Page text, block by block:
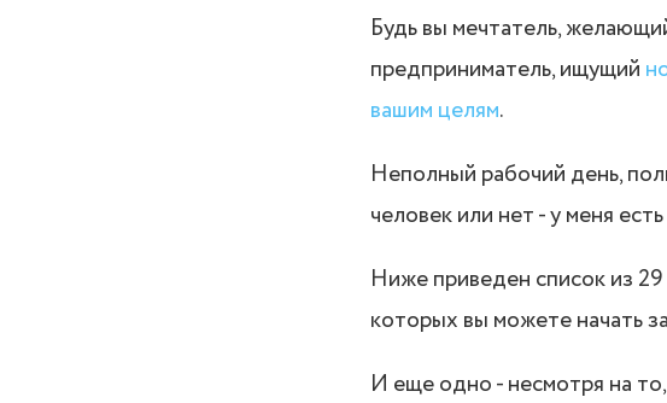
Будь вы мечтатель,
предприниматель, ищущий
вашим целям.
Неполный рабочий день,
человек или нет - у меня
Ниже приведен список из
которых вы можете начать
И еще одно - несмотря на